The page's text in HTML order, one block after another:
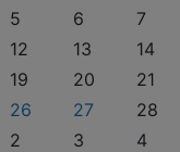
5 6 7
12 13 14
19 20 21
26 27 28
2 3 4